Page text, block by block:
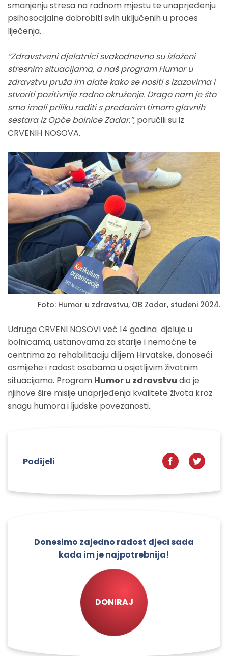
smanjenju stresa na radnom mjestu te unaprjeđenju
psihosocijalne dobrobiti svih uključenih u proces
liječenja.
“Zdravstveni djelatnici svakodnevno su izloženi
stresnim situacijama, a naš program Humor u
zdravstvu pruža im alate kako se nositi s izazovima i
stvoriti pozitivnije radno okruženje. Drago nam je što
smo imali priliku raditi s predanim timom glavnih
sestara iz Opće bolnice Zadar.”, poručili su iz
CRVENIH NOSOVA.
Foto: Humor u zdravstvu, OB Zadar, studeni 2024.
Udruga CRVENI NOSOVI već 14 godina djeluje u
bolnicama, ustanovama za starije i nemoćne te
centrima za rehabilitaciju diljem Hrvatske, donoseći
osmijehe i radost osobama u osjetljivim životnim
situacijama. Program Humor u zdravstvu dio je
njihove šire misije unaprjeđenja kvalitete života kroz
snagu humora i ljudske povezanosti.
Podijeli
Donesimo zajedno radost djeci sada
kada im je najpotrebnija!
DONIRAJ